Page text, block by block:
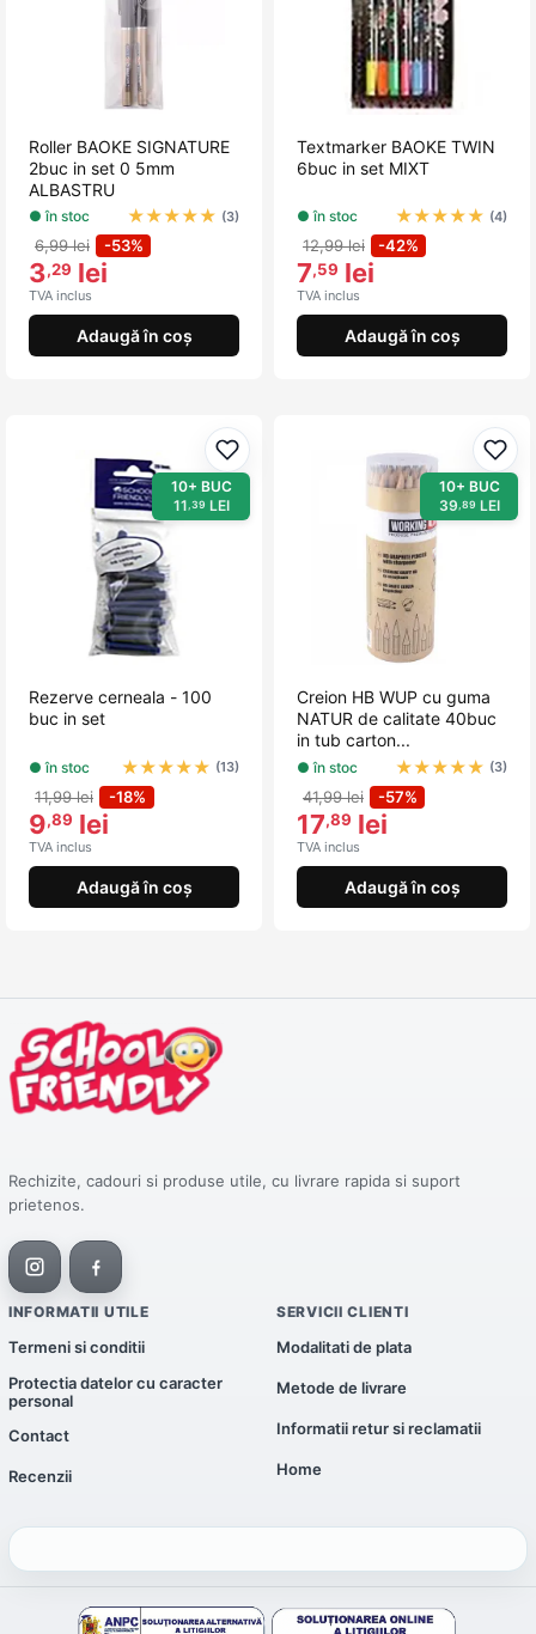
Roller BAOKE SIGNATURE
2buc in set 0 5mm
ALBASTRU
● în stoc ★★★★★ (3)
6,99 lei -53%
3,29 lei
TVA inclus
Adaugă în coș
Textmarker BAOKE TWIN
6buc in set MIXT
● în stoc ★★★★★ (4)
12,99 lei -42%
7,59 lei
TVA inclus
Adaugă în coș
Adaugă la favorite
10+ BUC
11 ,39 LEI
Rezerve cerneala - 100
buc in set
● în stoc ★★★★★ (13)
11,99 lei -18%
9,89 lei
TVA inclus
Adaugă în coș
10+ BUC
39 ,89 LEI
Creion HB WUP cu guma
NATUR de calitate 40buc
in tub carton...
● în stoc ★★★★★ (3)
41,99 lei -57%
17,89 lei
TVA inclus
Adaugă în coș
Rechizite, cadouri si produse utile, cu livrare rapida si suport
prietenos.
INFORMATII UTILE
Termeni si conditii
Protectia datelor cu caracter
personal
Contact
Recenzii
SERVICII CLIENTI
Modalitati de plata
Metode de livrare
Informatii retur si reclamatii
Home